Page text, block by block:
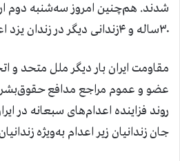
شدند. هم‌چنین امروز سه‌شنبه دوم
۳۰ساله و ۴زندانی دیگر در زندان یزد اعدام شدند.
مقاومت ایران بار دیگر ملل متحد و
عضو و عموم مراجع مدافع
روند فزاینده اعدام‌های سبعانه در
جان زندانیان زیر اعدام به‌ویژه